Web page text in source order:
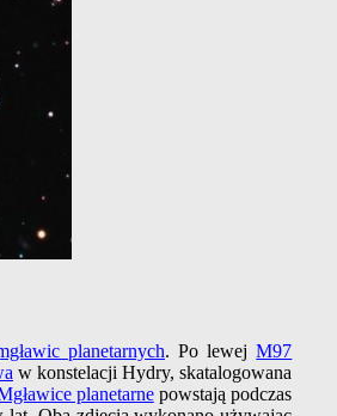
planetarnych. Po lewejM97
w konstelacji Hydry, skatalogowana
planetarnepowstają podczas